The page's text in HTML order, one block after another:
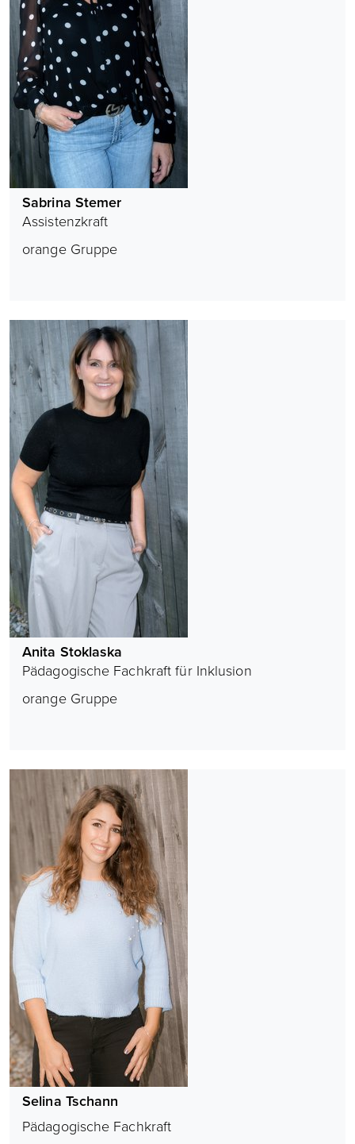
Sabrina Stemer
Assistenzkraft
orange Gruppe
Anita Stoklaska
Pädagogische Fachkraft für Inklusion
orange Gruppe
Selina Tschann
Pädagogische Fachkraft